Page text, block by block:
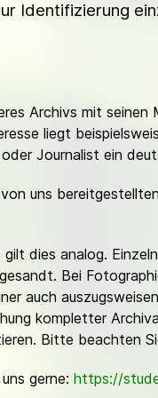
Identifizierung
Archivs mit
liegt
Journalist ein
uns
gilt dies analog.
Bei
auch
kompletter
Bitte beachten
gerne: https://